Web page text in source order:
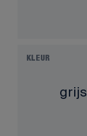
KLEUR
grijs